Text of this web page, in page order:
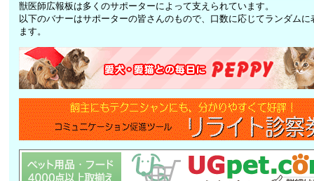
獣医師広報板は多くのサポーターによって支えられています。
以下のバナーはサポーターの皆さんのもので、口数に応じてランダムに
ます。